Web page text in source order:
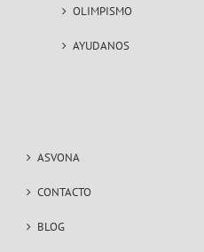
OLIMPISMO
AYUDANOS
ASVONA
CONTACTO
BLOG